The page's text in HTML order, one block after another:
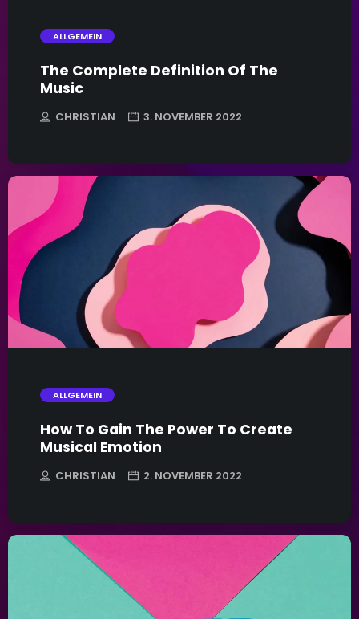
ALLGEMEIN
The Complete Definition Of The
Music
CHRISTIAN 3. NOVEMBER 2022
ALLGEMEIN
How To Gain The Power To Create
Musical Emotion
CHRISTIAN 2. NOVEMBER 2022